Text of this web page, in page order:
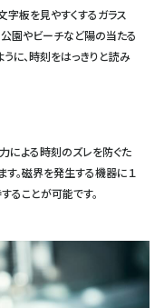
字板を見やすくするガラス
公園やビーチなど陽の当たる
に、時刻をはっきりと読み
による時刻のズレを防ぐた
す。磁界を発生する機器に１
ことが可能です。